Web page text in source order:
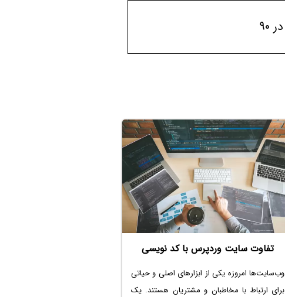
تفاوت سایت وردپرس با کد نویسی
وب‌سایت‌ها امروزه یکی از ابزارهای اصلی و حیاتی
برای ارتباط با مخاطبان و مشتریان هستند. یک